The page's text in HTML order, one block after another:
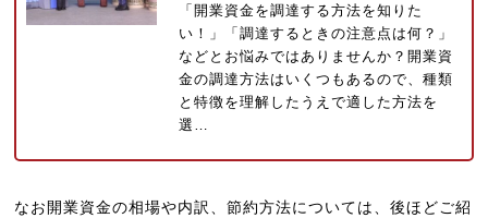
「開業資金を調達する方法を知りた
い！」「調達するときの注意点は何？」
などとお悩みではありませんか？開業資
金の調達方法はいくつもあるので、種類
と特徴を理解したうえで適した方法を
選…
なお開業資金の相場や内訳、節約方法については、後ほどご紹